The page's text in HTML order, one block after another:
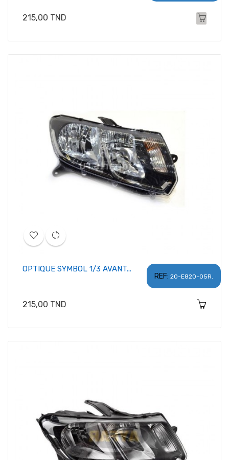
Prix
215,00 TND
REF: 20-E820-05R.
OPTIQUE SYMBOL 1/3 AVANT...
Prix
215,00 TND